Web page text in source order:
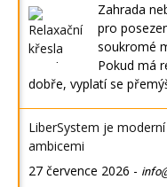
Zahrada
pro
soukromé
Pokud má
dobře, vyplatí se
LiberSystem je
ambicemi
27 července 2026 -